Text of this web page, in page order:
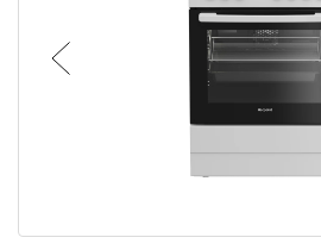
Микроволновые печи
Малая бытовая техника
Где купить